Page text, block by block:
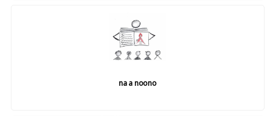
na a noono